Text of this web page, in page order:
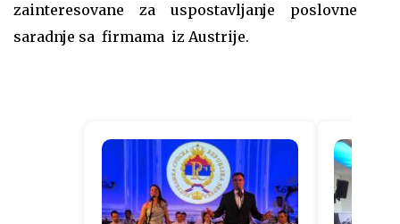
zainteresovane za uspostavljanje poslovne
saradnje sa firmama iz Austrije.